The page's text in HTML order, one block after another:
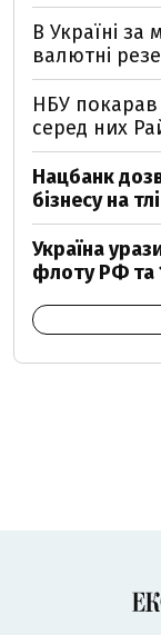
В Україні за
валютні
НБУ покарав
серед них
Нацбанк
бізнесу на
Україна
флоту РФ та